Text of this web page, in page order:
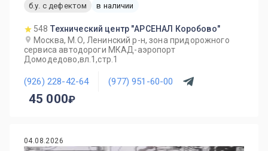
б.у. с дефектом в наличии
548 Технический центр "АРСЕНАЛ Коробово"
Москва, М.О, Ленинский р-н, зона придорожного
сервиса автодороги МКАД-аэропорт
Домодедово,вл.1,стр.1
(926) 228-42-64 (977) 951-60-00
45 000
04.08.2026